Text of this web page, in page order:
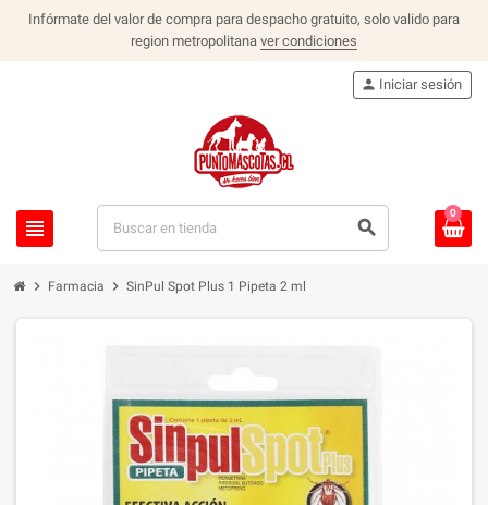
Infórmate del valor de compra para despacho gratuito, solo valido para
region metropolitana ver condiciones
view_headline search
person Iniciar sesión
0
chevron_right Farmacia chevron_right SinPul Spot Plus 1 Pipeta 2 ml